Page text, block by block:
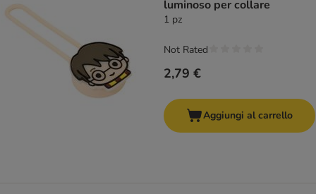
luminoso per collare
1 pz
2,79 €
Not Rated
Aggiungi al carrello